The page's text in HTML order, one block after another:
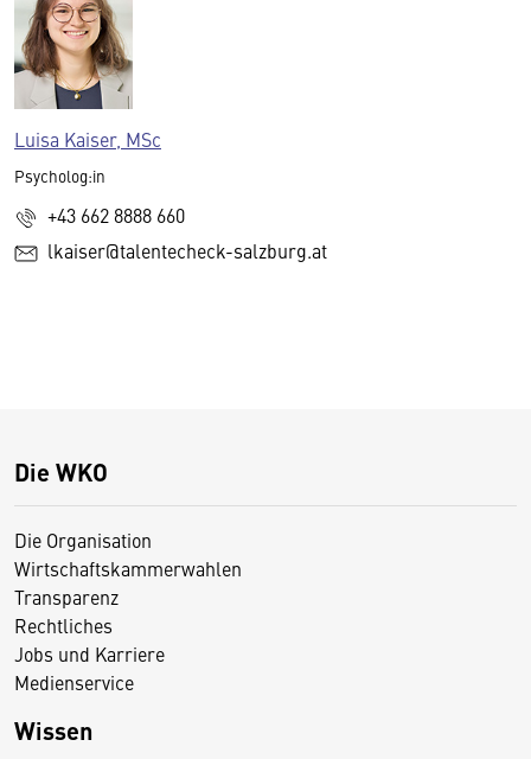
Luisa Kaiser, MSc
Psycholog:in
+43 662 8888 660
lkaiser@talentecheck-salzburg.at
Die WKO
Die Organisation
Wirtschaftskammerwahlen
Transparenz
Rechtliches
Jobs und Karriere
Medienservice
Wissen